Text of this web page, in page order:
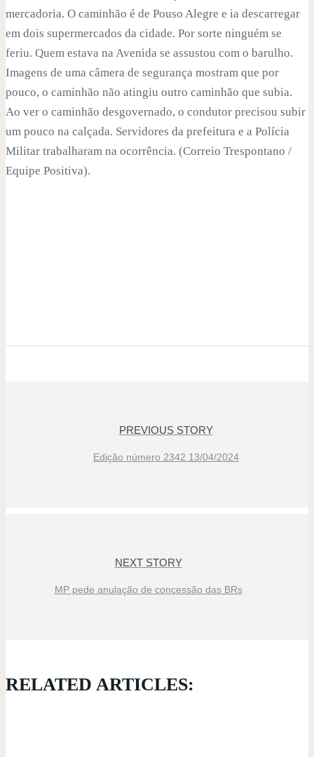
mercadoria. O caminhão é de Pouso Alegre e ia descarregar
em dois supermercados da cidade. Por sorte ninguém se
feriu. Quem estava na Avenida se assustou com o barulho.
Imagens de uma câmera de segurança mostram que por
pouco, o caminhão não atingiu outro caminhão que subia.
Ao ver o caminhão desgovernado, o condutor precisou subir
um pouco na calçada. Servidores da prefeitura e a Polícia
Militar trabalharam na ocorrência. (Correio Trespontano /
Equipe Positiva).
PREVIOUS STORY
Edição número 2342 13/04/2024
NEXT STORY
MP pede anulação de concessão das BRs
RELATED ARTICLES: